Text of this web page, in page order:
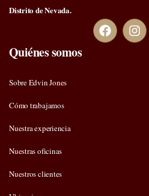
Distrito de Nevada.
Quiénes somos
Sobre Edvin Jones
Cómo trabajamos
Nuestra experiencia
Nuestras oficinas
Nuestros clientes